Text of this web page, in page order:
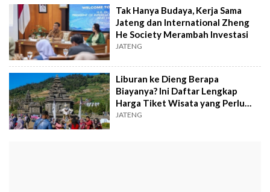
Tak Hanya Budaya, Kerja Sama
Jateng dan International Zheng
He Society Merambah Investasi
JATENG
Liburan ke Dieng Berapa
Biayanya? Ini Daftar Lengkap
Harga Tiket Wisata yang Perlu
Disiapkan
JATENG